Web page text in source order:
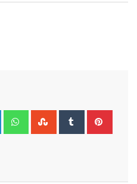
LinkedIn WhatsappStumbleUpon
Tumblr